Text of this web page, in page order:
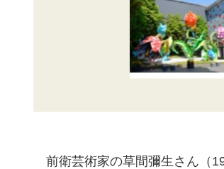
前衛芸術家の草間彌生さん（